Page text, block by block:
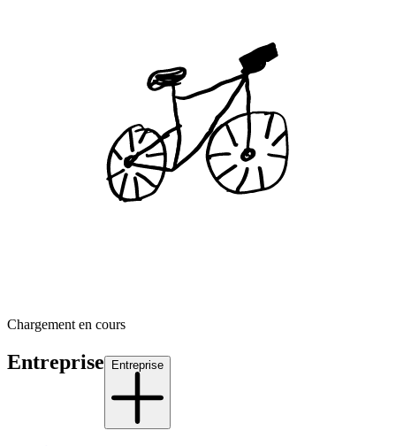
Chargement en cours
Entreprise Entreprise